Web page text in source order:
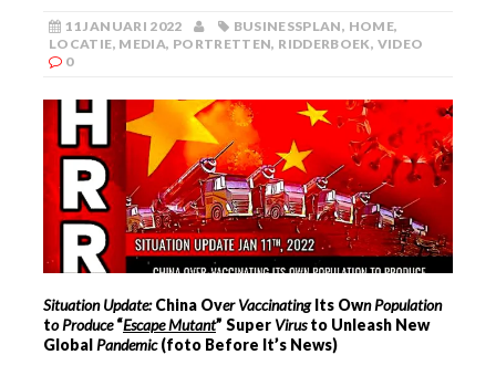
11 JANUARI 2022 BUSINESSPLAN, HOME,
LOCATIE, MEDIA, PORTRETTEN, RIDDERBOEK, VIDEO
0
Situation Update:China Over VaccinatingIts Own Population
to Produce“Escape Mutant” Super Virusto Unleash New
Global Pandemic(foto Before It’s News)